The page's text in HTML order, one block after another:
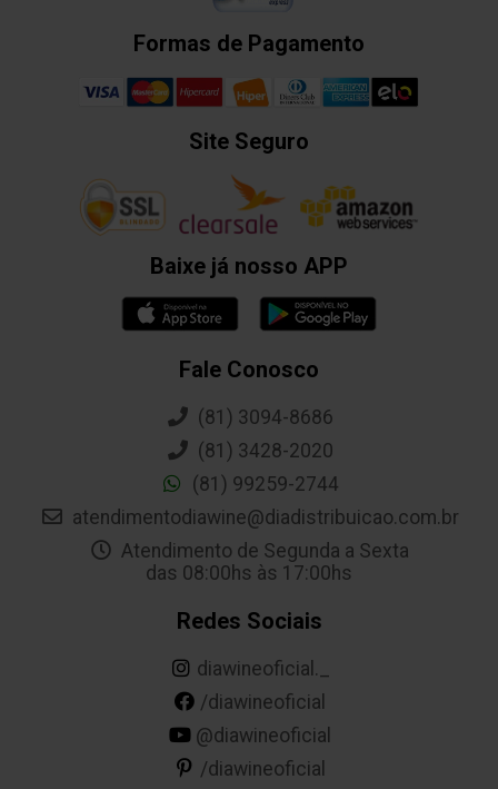
Formas de Pagamento
Site Seguro
Baixe já nosso APP
Fale Conosco
(81) 3094-8686
(81) 3428-2020
(81) 99259-2744
atendimentodiawine@diadistribuicao.com.br
Atendimento de Segunda a Sexta
das 08:00hs às 17:00hs
Redes Sociais
diawineoficial._
/diawineoficial
@diawineoficial
/diawineoficial